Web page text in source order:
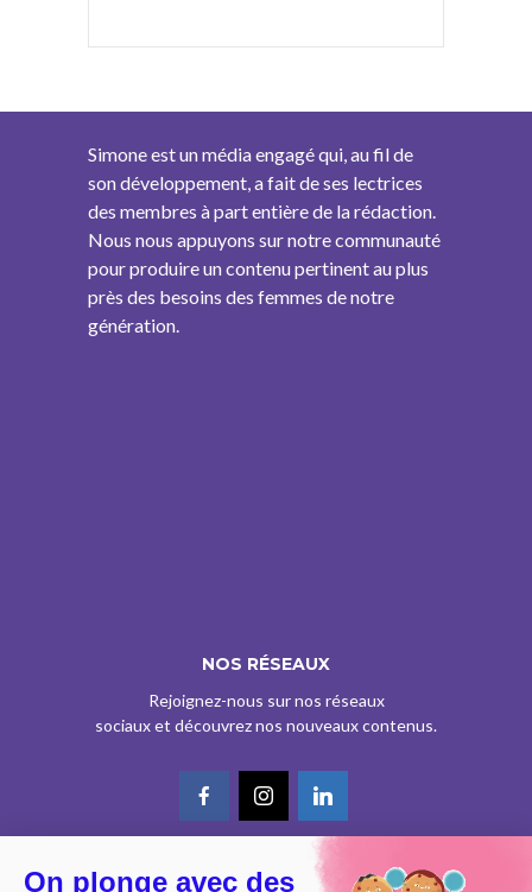
Simone est un média engagé qui, au fil de
son développement, a fait de ses lectrices
des membres à part entière de la rédaction.
Nous nous appuyons sur notre communauté
pour produire un contenu pertinent au plus
près des besoins des femmes de notre
génération.
NOS RÉSEAUX
Rejoignez-nous sur nos réseaux
sociaux et découvrez nos nouveaux contenus.
On plonge avec des